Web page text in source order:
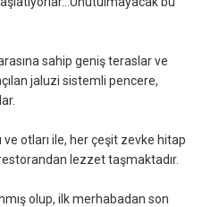
sahip geniş teraslar ve
jaluzi sistemli pencere,
ve otları ile, her çeşit zevke hitap
lezzet taşmaktadır.
olup, ilk merhabadan son